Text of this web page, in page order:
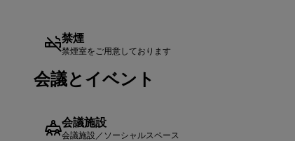
禁煙
禁煙室をご用意しております
会議とイベント
会議施設
会議施設／ソーシャルスペース